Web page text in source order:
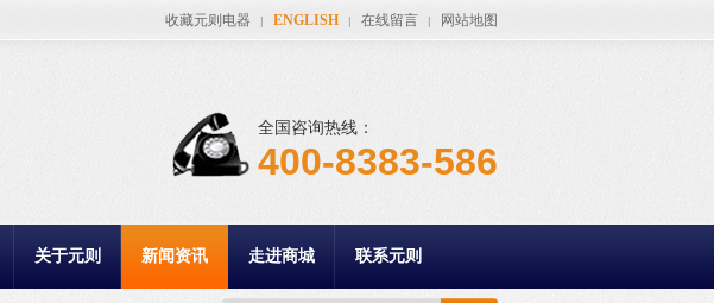
收藏元则电器 | ENGLISH | 在线留言 | 网站地图
全国咨询热线：
400-8383-586
关于元则 新闻资讯 走进商城 联系元则